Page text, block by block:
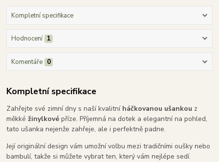
Kompletní specifikace
Hodnocení 1
Komentáře 0
Kompletní specifikace
Zahřejte své zimní dny s naší kvalitní háčkovanou ušankou z
měkké žinylkové příze. Příjemná na dotek a elegantní na pohled,
tato ušanka nejenže zahřeje, ale i perfektně padne.
Její originální design vám umožní volbu mezi tradičními oušky nebo
bambulí, takže si můžete vybrat ten, který vám nejlépe sedí.